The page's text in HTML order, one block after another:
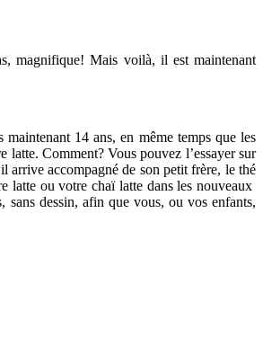
magnifique! Mais voilà, il est maintenant
14 ans, en même temps que les
latte. Comment? Vous pouvez l’essayer sur
arrive accompagné de son petit frère, le thé
latte ou votre chaï latte dans les nouveaux
sans dessin, afin que vous, ou vos enfants,